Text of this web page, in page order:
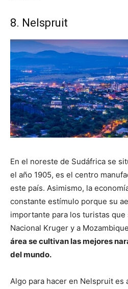
8. Nelspruit
En el noreste de Sudáfrica se
el año 1905, es el centro
este país. Asimismo, la
constante estímulo porque su
importante para los turistas
Nacional Kruger y a
área se cultivan las mejores
del mundo.
Algo para hacer en Nelspruit es